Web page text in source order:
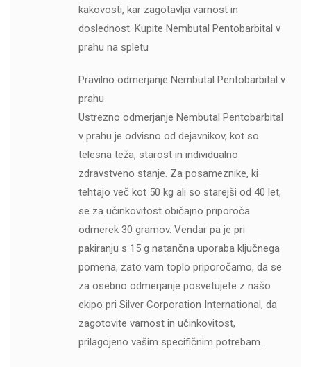
kakovosti, kar zagotavlja varnost in
doslednost. Kupite Nembutal Pentobarbital v
prahu na spletu
Pravilno odmerjanje Nembutal Pentobarbital v
prahu
Ustrezno odmerjanje Nembutal Pentobarbital
v prahu je odvisno od dejavnikov, kot so
telesna teža, starost in individualno
zdravstveno stanje. Za posameznike, ki
tehtajo več kot 50 kg ali so starejši od 40 let,
se za učinkovitost običajno priporoča
odmerek 30 gramov. Vendar pa je pri
pakiranju s 15 g natančna uporaba ključnega
pomena, zato vam toplo priporočamo, da se
za osebno odmerjanje posvetujete z našo
ekipo pri Silver Corporation International, da
zagotovite varnost in učinkovitost,
prilagojeno vašim specifičnim potrebam.